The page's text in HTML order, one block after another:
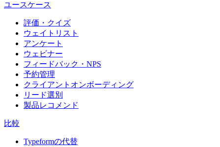
ユースケース
評価・クイズ
ウェイトリスト
アンケート
ウェビナー
フィードバック・NPS
予約管理
クライアントオンボーディング
リード選別
製品レコメンド
比較
Typeformの代替